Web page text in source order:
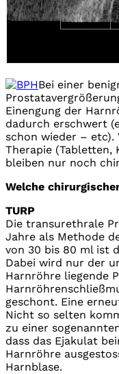
Bei einer
Einengung der
dadurch erschwert
schon wieder – etc).
Therapie (Tabletten,
bleiben nur noch
Welche
TURP
Die transurethrale
Jahre als Methode
von 30 bis 80 ml ist
Dabei wird nur der
Harnröhre liegende
geschont. Eine
Nicht so selten
zu einer
dass das Ejakulat
Harnröhre
Harnblase.